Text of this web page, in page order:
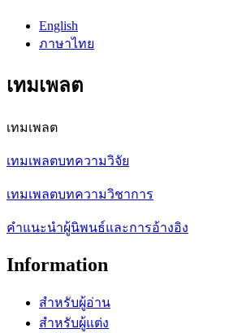
English
ภาษาไทย
เทมเพลต
เทมเพลต
เทมเพลตบทความวิจัย
เทมเพลตบทความวิชาการ
คำแนะนำผู้นิพนธ์และการอ้างอิง
Information
สำหรับผู้อ่าน
สำหรับผู้แต่ง